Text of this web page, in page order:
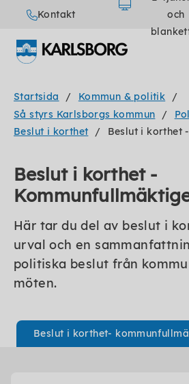
Kontakt
och
Startsida
Kommun & politik
Så styrs Karlsborgs kommun
Beslut i korthet
Beslut i korthet
Beslut i korthet -
Här tar du del av beslut i
urval och en
politiska beslut från
möten.
Beslut i korthet-